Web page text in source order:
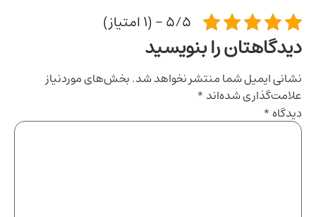
5/5 - (1 امتیاز)
دیدگاهتان را بنویسید
نشانی ایمیل شما منتشر نخواهد شد.بخش‌های موردنیاز
علامت‌گذاری شده‌اند*
دیدگاه*